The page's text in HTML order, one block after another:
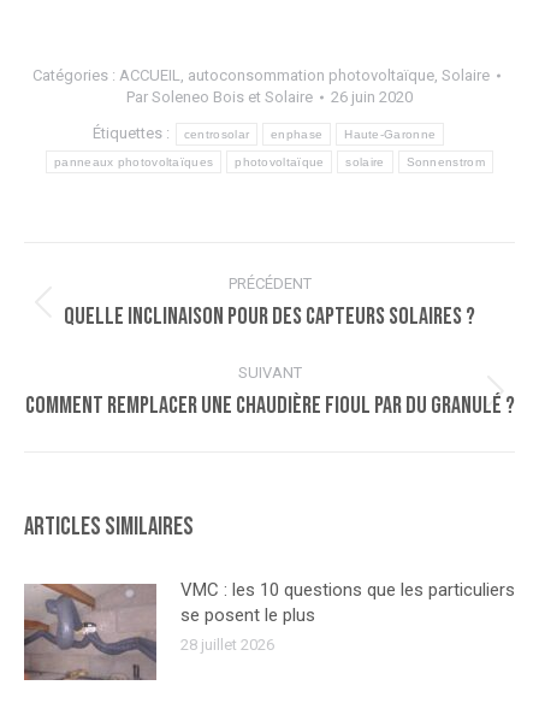
Catégories : ACCUEIL autoconsommation photovoltaïque, Solaire
Par Soleneo Bois et Solaire 26 juin 2020
Étiquettes : centrosolar enphase Haute-Garonne
panneaux photovoltaïques photovoltaïque solaire Sonnenstrom
article
PRÉCÉDENT
Article
:
Quelle inclinaison pour des capteurs solaires ?
SUIVANT
Article
Comment remplacer une chaudière fioul par du granulé ?
Articles similaires
VMC : les 10 questions que les particuliers
se posent le plus
28 juillet 2026